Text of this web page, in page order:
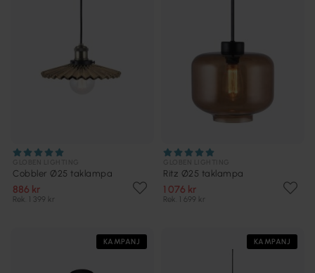
Cobbler Ø25 taklampa
886 kr
Rek. 1 399 kr
Ritz Ø25 taklampa
1 076 kr
Rek. 1 699 kr
KAMPANJ KAMPANJ